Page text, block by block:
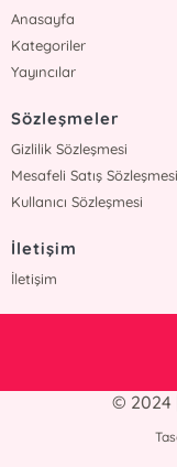
Anasayfa
Kategoriler
Yayıncılar
Sözleşmeler
Gizlilik Sözleşmesi
Mesafeli Satış Sözleşmesi
Kullanıcı Sözleşmesi
İletişim
İletişim
© 2024